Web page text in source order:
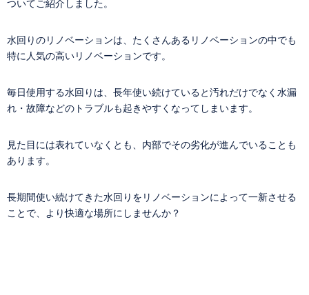
ついてご紹介しました。
水回りのリノベーションは、たくさんあるリノベーションの中でも
特に人気の高いリノベーションです。
毎日使用する水回りは、長年使い続けていると汚れだけでなく水漏
れ・故障などのトラブルも起きやすくなってしまいます。
見た目には表れていなくとも、内部でその劣化が進んでいることも
あります。
長期間使い続けてきた水回りをリノベーションによって一新させる
ことで、より快適な場所にしませんか？